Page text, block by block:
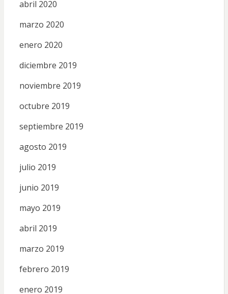
abril 2020
marzo 2020
enero 2020
diciembre 2019
noviembre 2019
octubre 2019
septiembre 2019
agosto 2019
julio 2019
junio 2019
mayo 2019
abril 2019
marzo 2019
febrero 2019
enero 2019